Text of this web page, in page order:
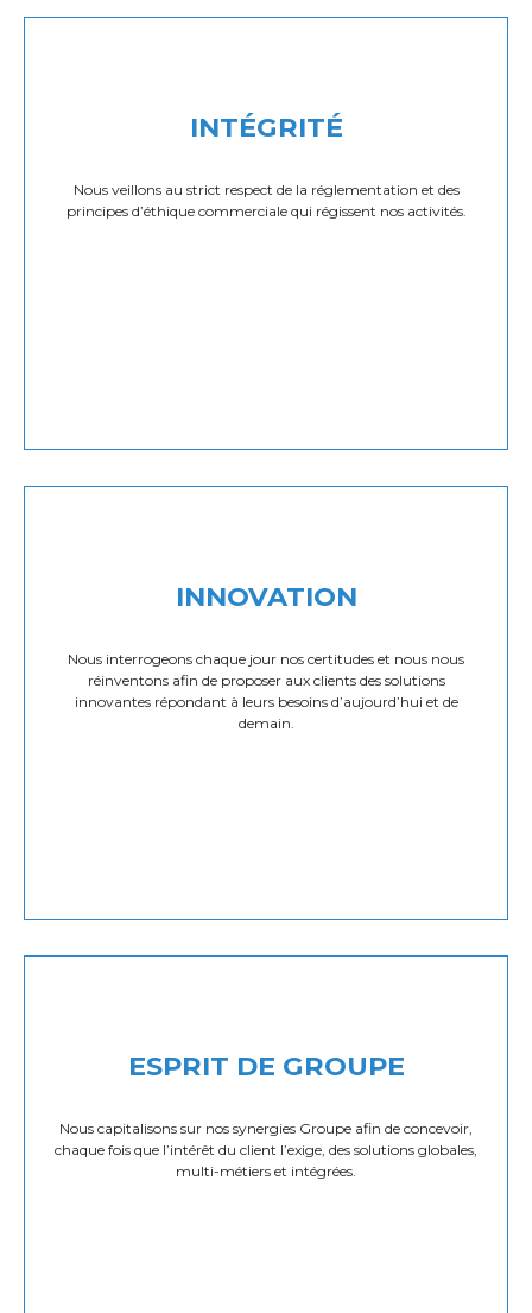
INTÉGRITÉ
Nous veillons au strict respect de la réglementation et des
principes d’éthique commerciale qui régissent nos activités.
INNOVATION
Nous interrogeons chaque jour nos certitudes et nous nous
réinventons afin de proposer aux clients des solutions
innovantes répondant à leurs besoins d’aujourd’hui et de
demain.
ESPRIT DE GROUPE
Nous capitalisons sur nos synergies Groupe afin de concevoir,
chaque fois que l’intérêt du client l’exige, des solutions globales,
multi-métiers et intégrées.